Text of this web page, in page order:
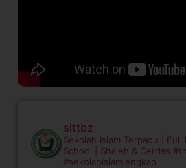
sittbz
Sekolah Islam Terpadu | Full
School | Shaleh & Cerdas
#sekolahislamlengkap